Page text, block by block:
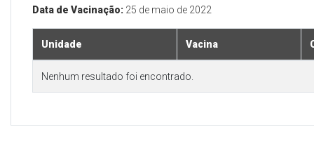
Data de Vacinação: 25 de maio de 2022
Unidade Vacina
Nenhum resultado foi encontrado.